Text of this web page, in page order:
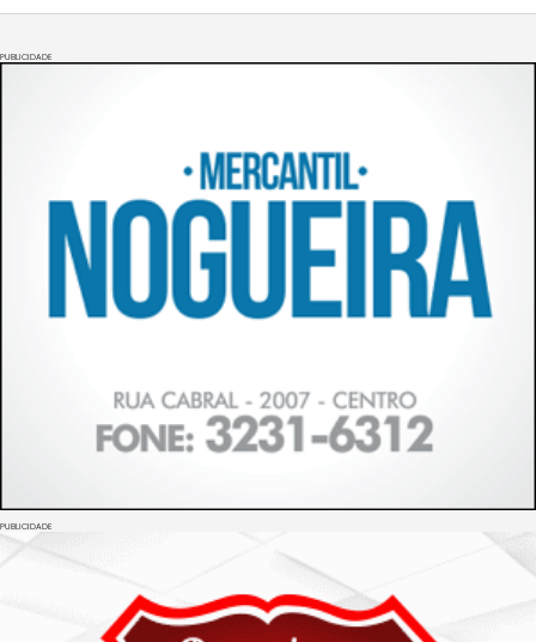
PUBLICIDADE
PUBLICIDADE